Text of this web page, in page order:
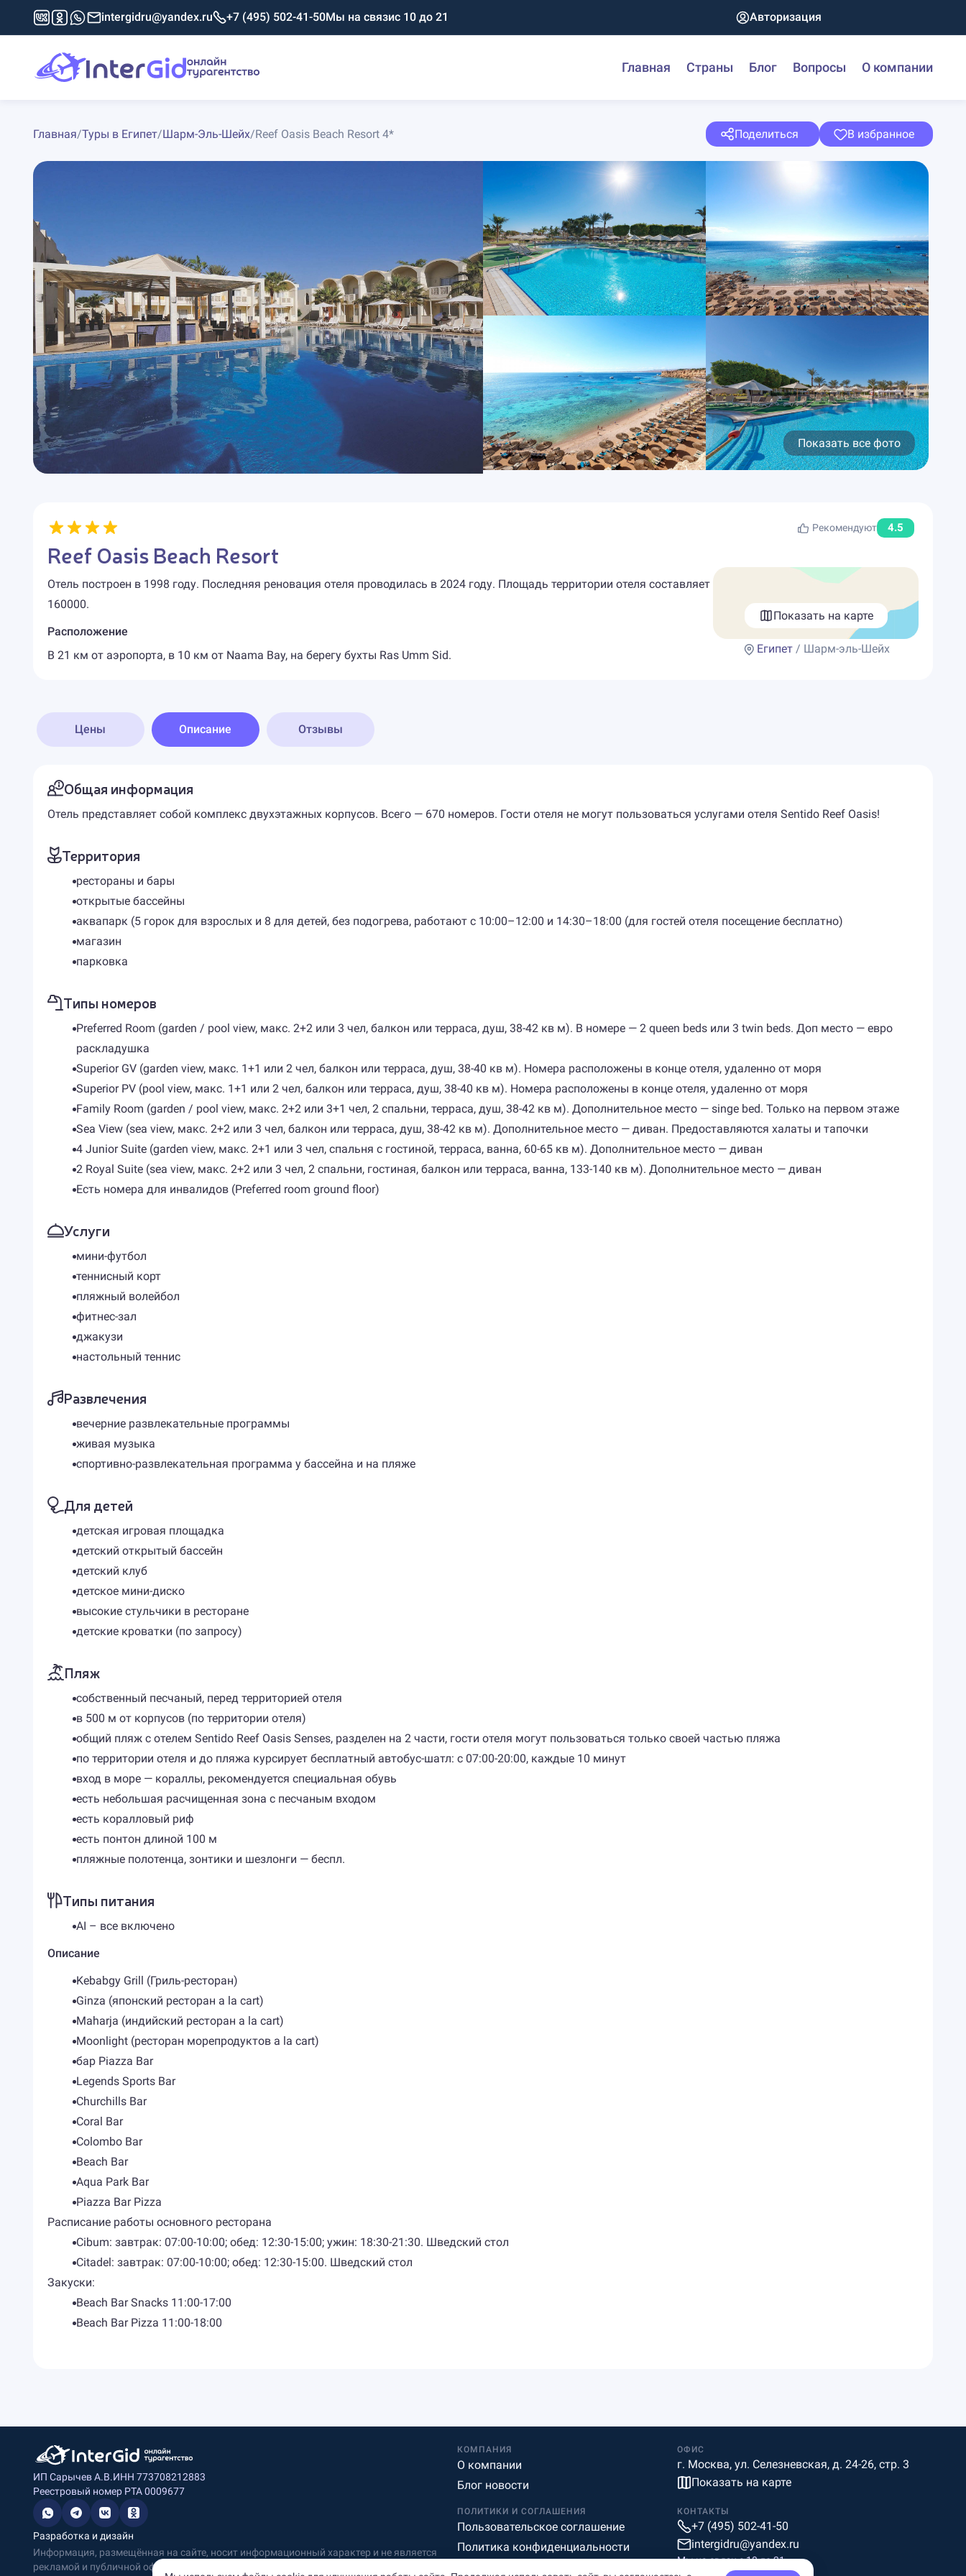
intergidru@yandex.ru +7 (495) 502-41-50Мы на связис 10 до 21 Авторизация
Главная Страны Блог Вопросы О компании
Главная/Туры в Египет/Шарм-Эль-Шейх/Reef Oasis Beach Resort 4* Поделиться В избранное
Показать все фото
Рекомендуют 4.5
Reef Oasis Beach Resort
Отель построен в 1998 году. Последняя реновация отеля проводилась в 2024 году. Площадь территории отеля составляет
160000.
Расположение
В 21 км от аэропорта, в 10 км от Naama Bay, на берегу бухты Ras Umm Sid.
Показать на карте
Египет / Шарм-эль-Шейх
Цены Описание Отзывы
Общая информация
Отель представляет собой комплекс двухэтажных корпусов. Всего — 670 номеров. Гости отеля не могут пользоваться услугами отеля Sentido Reef Oasis!
Территория
рестораны и бары
открытые бассейны
аквапарк (5 горок для взрослых и 8 для детей, без подогрева, работают с 10:00–12:00 и 14:30–18:00 (для гостей отеля посещение бесплатно)
магазин
парковка
Типы номеров
Preferred Room (garden / pool view, макс. 2+2 или 3 чел, балкон или терраса, душ, 38-42 кв м). В номере — 2 queen beds или 3 twin beds. Доп место — евро
раскладушка
Superior GV (garden view, макс. 1+1 или 2 чел, балкон или терраса, душ, 38-40 кв м). Номера расположены в конце отеля, удаленно от моря
Superior PV (pool view, макс. 1+1 или 2 чел, балкон или терраса, душ, 38-40 кв м). Номера расположены в конце отеля, удаленно от моря
Family Room (garden / pool view, макс. 2+2 или 3+1 чел, 2 спальни, терраса, душ, 38-42 кв м). Дополнительное место — singe bed. Только на первом этаже
Sea View (sea view, макс. 2+2 или 3 чел, балкон или терраса, душ, 38-42 кв м). Дополнительное место — диван. Предоставляются халаты и тапочки
4 Junior Suite (garden view, макс. 2+1 или 3 чел, спальня с гостиной, терраса, ванна, 60-65 кв м). Дополнительное место — диван
2 Royal Suite (sea view, макс. 2+2 или 3 чел, 2 спальни, гостиная, балкон или терраса, ванна, 133-140 кв м). Дополнительное место — диван
Есть номера для инвалидов (Preferred room ground floor)
Услуги
мини-футбол
теннисный корт
пляжный волейбол
фитнес-зал
джакузи
настольный теннис
Развлечения
вечерние развлекательные программы
живая музыка
спортивно-развлекательная программа у бассейна и на пляже
Для детей
детская игровая площадка
детский открытый бассейн
детский клуб
детское мини-диско
высокие стульчики в ресторане
детские кроватки (по запросу)
Пляж
собственный песчаный, перед территорией отеля
в 500 м от корпусов (по территории отеля)
общий пляж с отелем Sentido Reef Oasis Senses, разделен на 2 части, гости отеля могут пользоваться только своей частью пляжа
по территории отеля и до пляжа курсирует бесплатный автобус-шатл: с 07:00-20:00, каждые 10 минут
вход в море — кораллы, рекомендуется специальная обувь
есть небольшая расчищенная зона с песчаным входом
есть коралловый риф
есть понтон длиной 100 м
пляжные полотенца, зонтики и шезлонги — беспл.
Типы питания
AI – все включено
Описание
Kebabgy Grill (Гриль-ресторан)
Ginza (японский ресторан a la cart)
Maharja (индийский ресторан a la cart)
Moonlight (ресторан морепродуктов a la cart)
бар Piazza Bar
Legends Sports Bar
Churchills Bar
Coral Bar
Colombo Bar
Beach Bar
Aqua Park Bar
Piazza Bar Pizza
Расписание работы основного ресторана
Cibum: завтрак: 07:00-10:00; обед: 12:30-15:00; ужин: 18:30-21:30. Шведский стол
Citadel: завтрак: 07:00-10:00; обед: 12:30-15:00. Шведский стол
Закуски:
Beach Bar Snacks 11:00-17:00
Beach Bar Pizza 11:00-18:00
ИП Сарычев А.В.ИНН 773708212883
Реестровый номер РТА 0009677
Разработка и дизайн
Информация, размещённая на сайте, носит информационный характер и не является
рекламой и публичной офертой.
КОМПАНИЯ
О компании
Блог новости
ОФИС
г. Москва, ул. Селезневская, д. 24-26, стр. 3
Показать на карте
ПОЛИТИКИ И СОГЛАШЕНИЯ
Пользовательское соглашение
Политика конфиденциальности
КОНТАКТЫ
+7 (495) 502-41-50
intergidru@yandex.ru
Мы на связи c 10 до 21